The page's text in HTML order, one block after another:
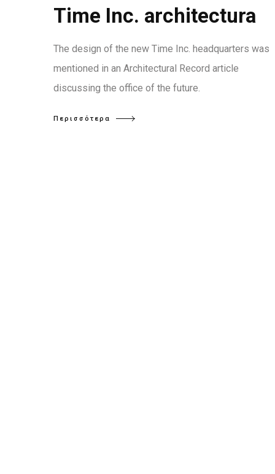
Time Inc. architectura
The design of the new Time Inc. headquarters was
mentioned in an Architectural Record article
discussing the office of the future.
Περισσότερα